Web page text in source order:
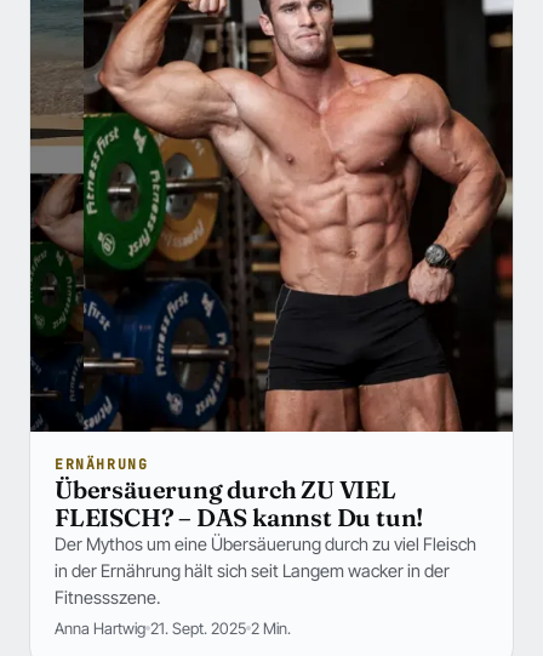
ERNÄHRUNG
Übersäuerung durch ZU VIEL
FLEISCH? – DAS kannst Du tun!
Der Mythos um eine Übersäuerung durch zu viel Fleisch
in der Ernährung hält sich seit Langem wacker in der
Fitnessszene.
Anna Hartwig 21. Sept. 2025 2 Min.